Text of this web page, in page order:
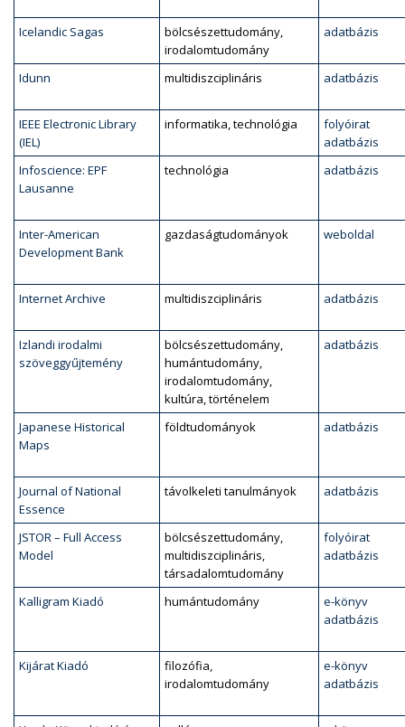
Icelandic Sagas
bölcsészettudomány,
irodalomtudomány
adatbázis
Idunn multidiszciplináris adatbázis
IEEE Electronic Library
(IEL)
informatika, technológia
folyóirat
adatbázis
Infoscience: EPF
Lausanne
technológia adatbázis
Inter-American
Development Bank
gazdaságtudományok weboldal
Internet Archive multidiszciplináris adatbázis
Izlandi irodalmi
szöveggyűjtemény
bölcsészettudomány,
humántudomány,
irodalomtudomány,
kultúra, történelem
adatbázis
Japanese Historical
Maps
földtudományok adatbázis
Journal of National
Essence
távolkeleti tanulmányok adatbázis
JSTOR – Full Access
Model
bölcsészettudomány,
multidiszciplináris,
társadalomtudomány
folyóirat
adatbázis
Kalligram Kiadó humántudomány
e-könyv
adatbázis
Kijárat Kiadó
filozófia,
irodalomtudomány
e-könyv
adatbázis